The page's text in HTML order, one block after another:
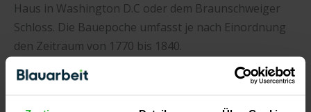
Haus in Washington D.C oder dem Braunschweiger
Schloss. Die Bauepoche umfasst je nach Einordnung
den Zeitraum von 1770 bis 1840.
Historismus